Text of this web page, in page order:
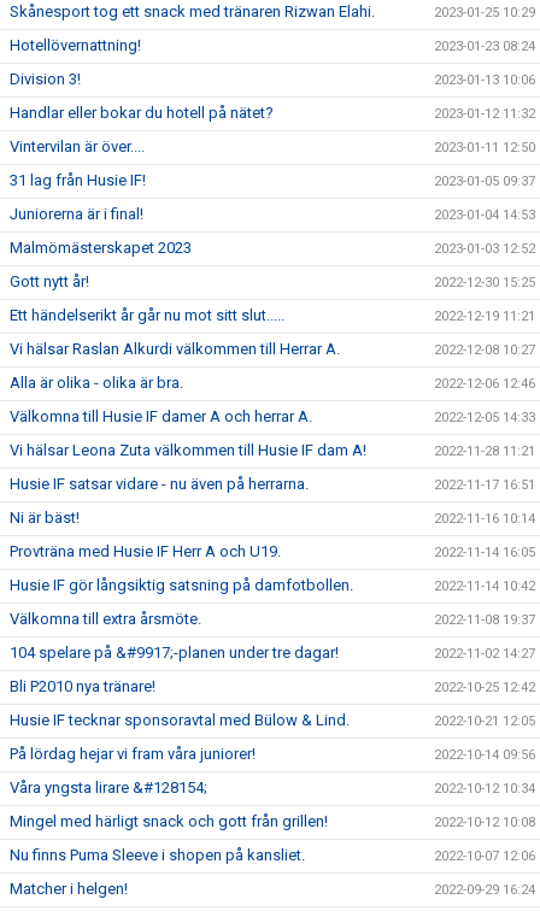
Skånesport tog ett snack med tränaren Rizwan Elahi. 2023-01-25 10:29
Hotellövernattning! 2023-01-23 08:24
Division 3! 2023-01-13 10:06
Handlar eller bokar du hotell på nätet? 2023-01-12 11:32
Vintervilan är över.... 2023-01-11 12:50
31 lag från Husie IF! 2023-01-05 09:37
Juniorerna är i final! 2023-01-04 14:53
Malmömästerskapet 2023 2023-01-03 12:52
Gott nytt år! 2022-12-30 15:25
Ett händelserikt år går nu mot sitt slut..... 2022-12-19 11:21
Vi hälsar Raslan Alkurdi välkommen till Herrar A. 2022-12-08 10:27
Alla är olika - olika är bra. 2022-12-06 12:46
Välkomna till Husie IF damer A och herrar A. 2022-12-05 14:33
Vi hälsar Leona Zuta välkommen till Husie IF dam A! 2022-11-28 11:21
Husie IF satsar vidare - nu även på herrarna. 2022-11-17 16:51
Ni är bäst! 2022-11-16 10:14
Provträna med Husie IF Herr A och U19. 2022-11-14 16:05
Husie IF gör långsiktig satsning på damfotbollen. 2022-11-14 10:42
Välkomna till extra årsmöte. 2022-11-08 19:37
104 spelare på &#9917;-planen under tre dagar! 2022-11-02 14:27
Bli P2010 nya tränare! 2022-10-25 12:42
Husie IF tecknar sponsoravtal med Bülow & Lind. 2022-10-21 12:05
På lördag hejar vi fram våra juniorer! 2022-10-14 09:56
Våra yngsta lirare &#128154; 2022-10-12 10:34
Mingel med härligt snack och gott från grillen! 2022-10-12 10:08
Nu finns Puma Sleeve i shopen på kansliet. 2022-10-07 12:06
Matcher i helgen! 2022-09-29 16:24